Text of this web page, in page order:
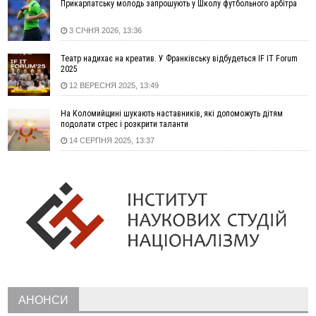
13:00
На Снятинщині спіймали чоловіка, який зливав з цистерни
у полі невідому речовину
12:29
У МОЗ змінили підхід до госпіталізації та оновили правила
роботи стаціонарів
12:07
На межі Прикарпаття і Тернопільщини невідомі засипали
русло Золотої Липи та облаштували переправу
рекорди
11:17
Росія вдарила по Харкову "Бандероллю": є постраждалі,
пошкоджено цивільне підприємство
На Каскаді замість веж планують зробити сквер з
дитмайданчиком
09:31
На Верховинщині під час пожежі будинку травмувалась
жінка
нетверезих водіїв
Прикарпатську молодь запрошують у Школу футбольного арбітра
3 СІЧНЯ 2026, 13:36
Театр надихає на креатив. У Франківську відбудеться IF IT Forum
2025
12 ВЕРЕСНЯ 2025, 13:49
На Коломийщині шукають наставників, які допоможуть дітям
подолати стрес і розкрити таланти
14 СЕРПНЯ 2025, 13:37
АНОНСИ